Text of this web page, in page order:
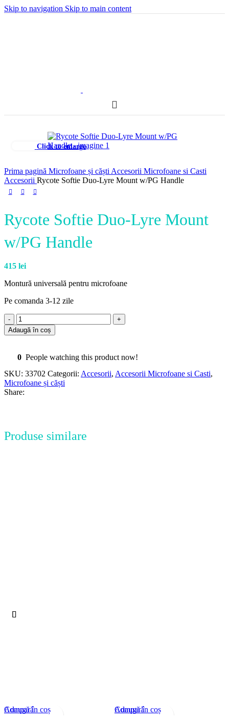
Skip to navigation Skip to main content
Click to enlarge
Prima pagină Microfoane și căști Accesorii Microfoane si Casti
Accesorii Rycote Softie Duo-Lyre Mount w/PG Handle
Rycote Softie Duo-Lyre Mount
w/PG Handle
415 lei
Montură universală pentru microfoane
Pe comanda 3-12 zile
Adaugă în coș
0 People watching this product now!
SKU: 33702 Categorii: Accesorii, Accesorii Microfoane si Casti,
Microfoane și căști
Share:
Produse similare
Compară
Adaugă în coș
Compară
Adaugă în coș